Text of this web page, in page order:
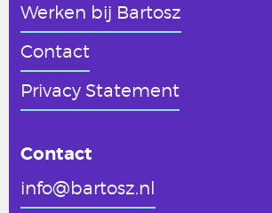
Werken bij Bartosz
Contact
Privacy Statement
Contact
info@bartosz.nl